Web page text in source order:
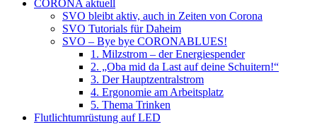
CORONA aktuell
SVO bleibt aktiv, auch in Zeiten von Corona
SVO Tutorials für Daheim
SVO – Bye bye CORONABLUES!
1. Milzstrom – der Energiespender
2. „Oba mid da Last auf deine Schuitern!“
3. Der Hauptzentralstrom
4. Ergonomie am Arbeitsplatz
5. Thema Trinken
Flutlichtumrüstung auf LED